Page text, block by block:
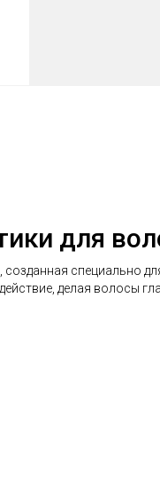
для
созданная специально
делая волосы